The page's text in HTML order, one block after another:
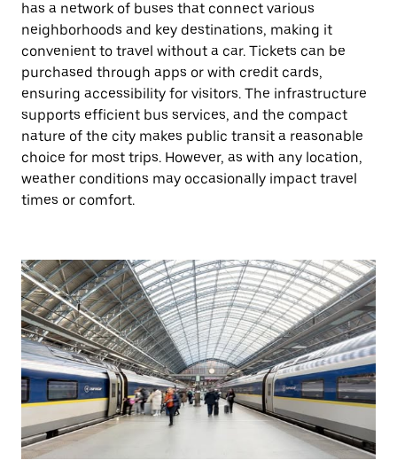
has a network of buses that connect various
neighborhoods and key destinations, making it
convenient to travel without a car. Tickets can be
purchased through apps or with credit cards,
ensuring accessibility for visitors. The infrastructure
supports efficient bus services, and the compact
nature of the city makes public transit a reasonable
choice for most trips. However, as with any location,
weather conditions may occasionally impact travel
times or comfort.